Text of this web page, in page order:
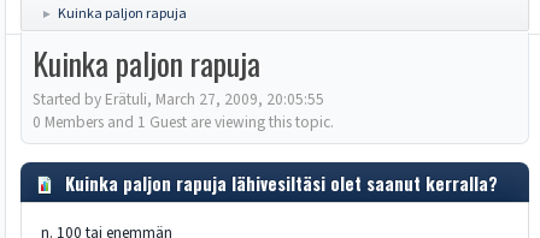
► Kuinka paljon rapuja
Kuinka paljon rapuja
Started by Erätuli, March 27, 2009, 20:05:55
0 Members and 1 Guest are viewing this topic.
Kuinka paljon rapuja lähivesiltäsi olet saanut kerralla?
n. 100 tai enemmän